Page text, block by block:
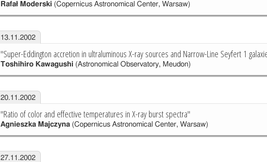
Rafał Moderski(Copernicus Astronomical Center, Warsaw)
13.11.2002
"Super-Eddington accretion in ultraluminous X-ray sources and Narrow-Line Seyfert 1
Toshihiro Kawagushi(Astronomical Observatory, Meudon)
20.11.2002
"Ratio of color and effective temperatures in X-ray burst spectra"
Agnieszka Majczyna(Copernicus Astronomical Center, Warsaw)
27.11.2002